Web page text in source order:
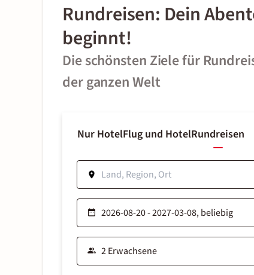
Rundreisen: Dein
beginnt!
Die schönsten Ziele für
der ganzen Welt
Nur HotelFlug und HotelRundreisen